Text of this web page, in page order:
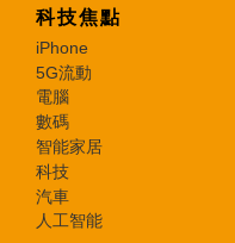
科技焦點
iPhone
5G流動
電腦
數碼
智能家居
科技
汽車
人工智能